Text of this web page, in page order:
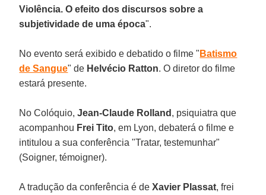
Violência. O efeito dos discursos sobre a
subjetividade de uma época".
No evento será exibido e debatido o filme " Batismo
de Sangue" de Helvécio Ratton. O diretor do filme
estará presente.
No Colóquio,Jean-Claude Rolland , psiquiatra que
acompanhou Frei Tito, em Lyon, debaterá o filme e
intitulou a sua conferência "Tratar, testemunhar"
(Soigner, témoigner).
A tradução da conferência é deXavier Plassat, frei